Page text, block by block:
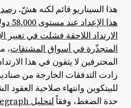
هذا السيناريو قائم لكنه هشّ.
هذا الإعداد عند مستوى 58,000 دولار
الارتداد اللاحقة فشلت في تغيير
المتجذّرة في أسواق المشتقات،
المحترفين لا يثقون في هذا
للبيتكوين وانتهاء صلاحية العقود
حدة الضغط، وفقاً